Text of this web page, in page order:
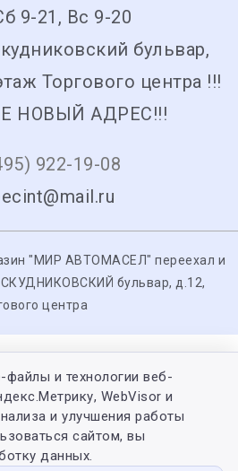
9-21, Вс 9-20
бульвар,
Торгового центра !!!
НОВЫЙ АДРЕС!!!
922-19-08
"МИР АВТОМАСЕЛ" переехал и
бульвар, д.12,
центра
и технологии веб-
WebVisor и
и улучшения работы
сайтом, вы
данных.